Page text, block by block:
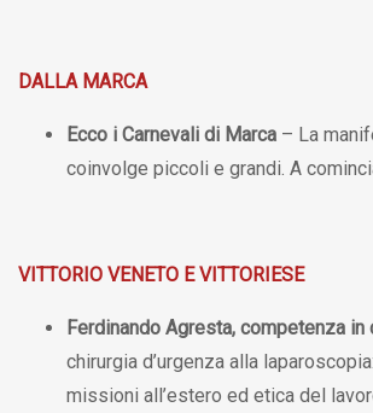
DALLA MARCA
Ecco i Carnevali di Marca – La
coinvolge piccoli e grandi. A
VITTORIO VENETO E VITTORIESE
Ferdinando Agresta, competenza in
chirurgia d’urgenza alla
missioni all’estero ed etica del